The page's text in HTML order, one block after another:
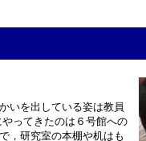
いを出している姿は教員
ってきたのは６号館への
，研究室の本棚や机はも